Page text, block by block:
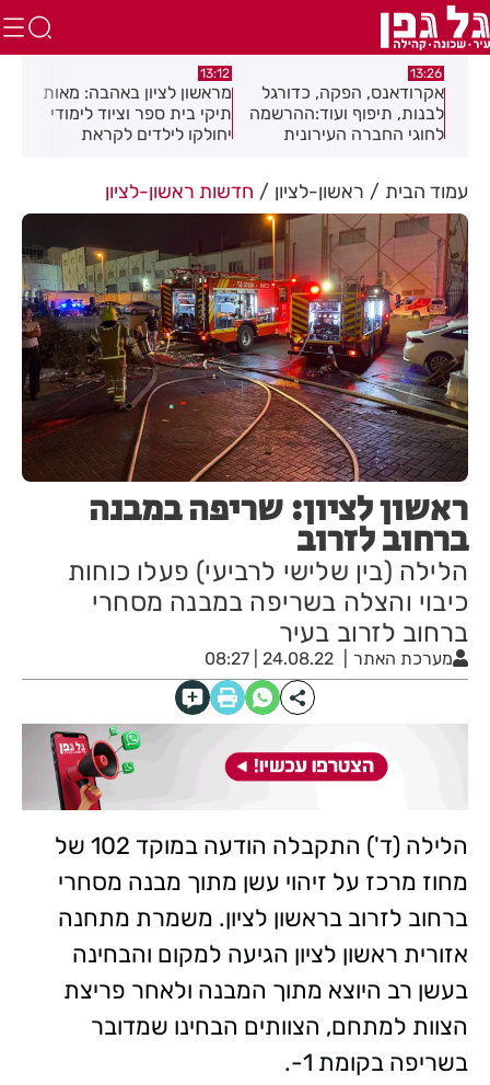
13:12
מראשון לציון באהבה: מאות
תיקי בית ספר וציוד לימודי
יחולקו לילדים לקראת
12:01
חגיגה תימנית בחולון:
מוזיקה, מסורת וטעמים
בפסטיבל "עדות"
עמוד הבית ראשון-לציון חדשות ראשון-לציון
ראשון לציון: שריפה במבנה
ברחוב לזרוב
הלילה (בין שלישי לרביעי) פעלו כוחות
כיבוי והצלה בשריפה במבנה מסחרי
ברחוב לזרוב בעיר
מערכת האתר 24.08.22 | 08:27
הלילה (ד') התקבלה הודעה במוקד 102 של
מחוז מרכז על זיהוי עשן מתוך מבנה מסחרי
ברחוב לזרוב בראשון לציון. משמרת מתחנה
אזורית ראשון לציון הגיעה למקום והבחינה
בעשן רב היוצא מתוך המבנה ולאחר פריצת
הצוות למתחם, הצוותים הבחינו שמדובר
בשריפה בקומת 1-.